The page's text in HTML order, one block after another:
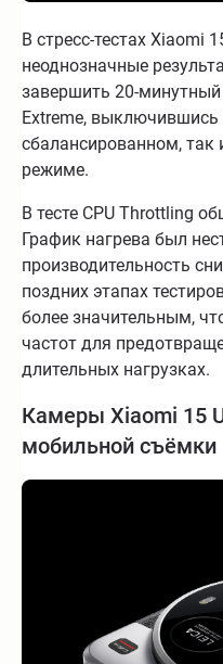
В стресс-тестах Xiaomi
неоднозначные
завершить 20-минутный
Extreme, выключившись
сбалансированном, так
режиме.
В тесте CPU Throttling
График нагрева был
производительность
поздних этапах
более значительным,
частот для
длительных нагрузках.
Камеры Xiaomi 15
мобильной съёмки